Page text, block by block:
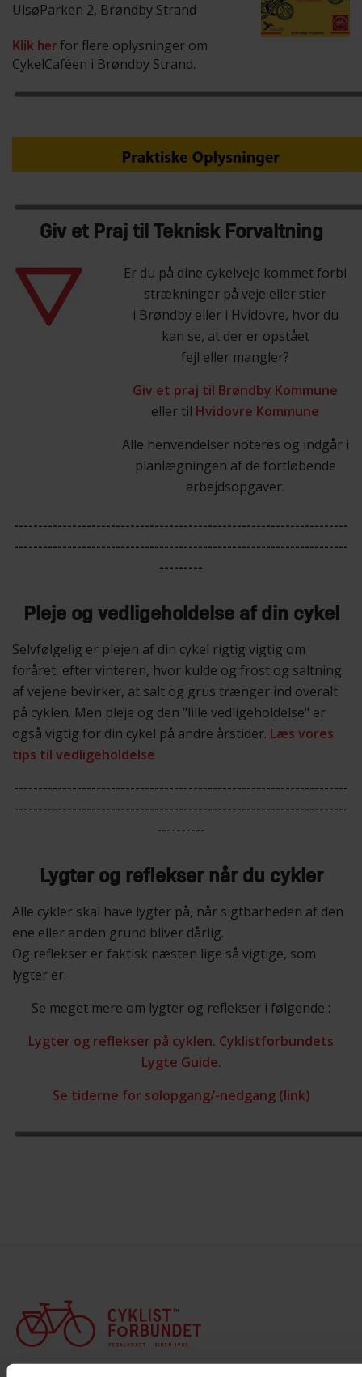
UlsøParken 2, Brøndby Strand
Klik her for flere oplysninger om
CykelCaféen i Brøndby Strand.
Giv et Praj til Teknisk Forvaltning
Er du på dine cykelveje kommet forbi
strækninger på veje eller stier
i Brøndby eller i Hvidovre, hvor du
kan se, at der er opstået
fejl eller mangler?
Giv et praj til Brøndby Kommune
eller til Hvidovre Kommune
Alle henvendelser noteres og indgår i
planlægningen af de fortløbende
arbejdsopgaver.
---------------------------------------------------------------------
---------------------------------------------------------------------
---------
Pleje og vedligeholdelse af din cykel
Selvfølgelig er plejen af din cykel rigtig vigtig om
foråret, efter vinteren, hvor kulde og frost og saltning
af vejene bevirker, at salt og grus trænger ind overalt
på cyklen. Men pleje og den "lille vedligeholdelse" er
også vigtig for din cykel på andre årstider. Læs vores
tips til vedligeholdelse
---------------------------------------------------------------------
---------------------------------------------------------------------
----------
Lygter og reflekser når du cykler
Alle cykler skal have lygter på, når sigtbarheden af den
ene eller anden grund bliver dårlig.
Og reflekser er faktisk næsten lige så vigtige, som
lygter er.
Se meget mere om lygter og reflekser i følgende :
Lygter og reflekser på cyklen. Cyklistforbundets
Lygte Guide.
Se tiderne for solopgang/-nedgang (link)